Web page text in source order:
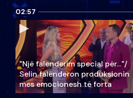
02:57
"Një falenderim special për…"/
Selin falënderon produksionin
mes emocionesh të forta